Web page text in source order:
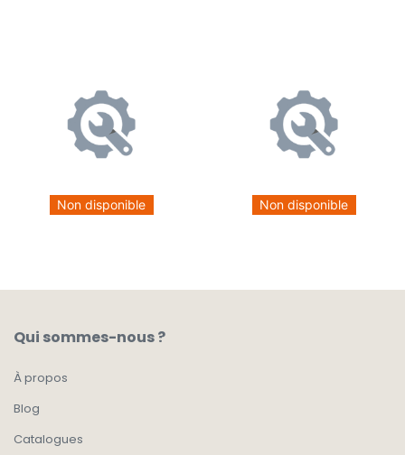
Non disponible Non disponible
Qui sommes-nous ?
À propos
Blog
Catalogues